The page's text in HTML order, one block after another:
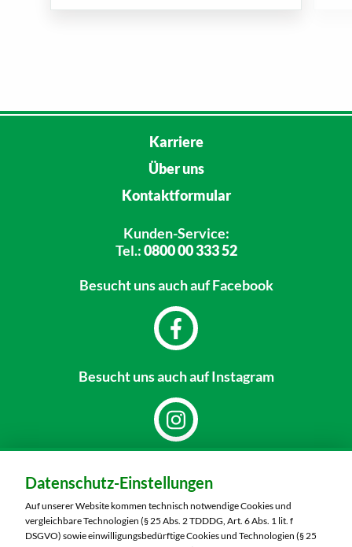
Karriere
Über uns
Kontaktformular
Kunden-Service:
Tel.:0800 00 333 52
Besucht unsauch auf Facebook
Besucht unsauch auf Instagram
MARKTKAUF Nobitz
Altenburger Straße 29
04603 Nobitz
Datenschutz-Einstellungen
Auf unserer Website kommen technisch notwendige Cookies und
vergleichbare Technologien (§ 25 Abs. 2 TDDDG, Art. 6 Abs. 1 lit. f
DSGVO) sowie einwilligungsbedürftige Cookies und Technologien (§ 25